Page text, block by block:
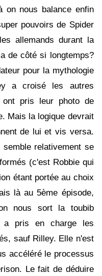
on nous balance enfin
pouvoirs de Spider
allemands durant la
de côté si longtemps?
pour la mythologie
a croisé les autres
pris leur photo de
Mais la logique devrait
de lui et vis versa.
relativement se
(c'est Robbie qui
étant portée au choix
là au 5ème épisode,
nous sort la toubib
a pris en charge les
sauf Rilley. Elle n'est
accéléré le processus
Le fait de déduire